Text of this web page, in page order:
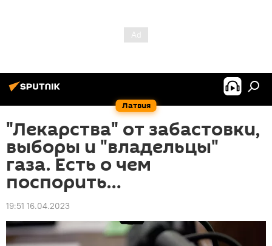
Латвия
"Лекарства" от забастовки,
выборы и "владельцы"
газа. Есть о чем
поспорить…
19:51 16.04.2023